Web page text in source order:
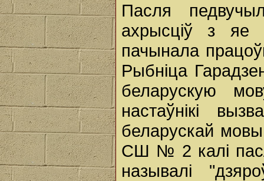
Пасля
ахрысціў з яе
пачынала
Рыбніца
беларускую
настаўнікі
беларускай
СШ № 2 калі
называлі